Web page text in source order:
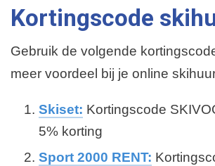
Kortingscode
Gebruik de volgende
meer voordeel bij je online
Skiset: Kortingscode
5% korting
Sport 2000 RENT: